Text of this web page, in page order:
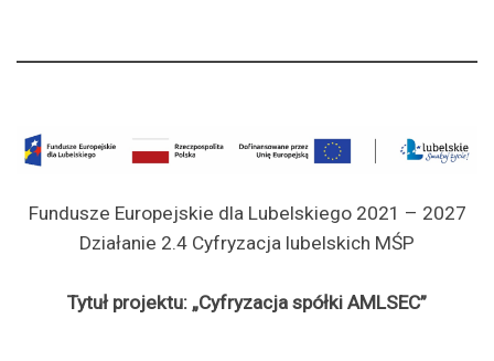
Fundusze Europejskie dla Lubelskiego 2021 – 2027
Działanie 2.4 Cyfryzacja lubelskich MŚP
Tytuł projektu: „Cyfryzacja spółki AMLSEC”